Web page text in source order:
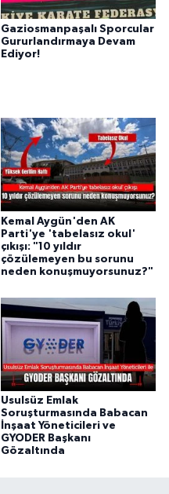
Gaziosmanpaşalı Sporcular
Gururlandırmaya Devam
Ediyor!
Kemal Aygün'den AK
Parti'ye 'tabelasız okul'
çıkışı: "10 yıldır
çözülemeyen bu sorunu
neden konuşmuyorsunuz?"
Usulsüz Emlak
Soruşturmasında Babacan
İnşaat Yöneticileri ve
GYODER Başkanı
Gözaltında